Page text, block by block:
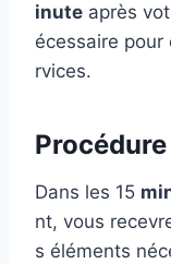
inute après
écessaire
rvices.
Dans les 15
nt, vous
s éléments